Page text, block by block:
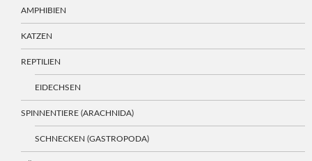
AMPHIBIEN
KATZEN
REPTILIEN
EIDECHSEN
SPINNENTIERE (ARACHNIDA)
SCHNECKEN (GASTROPODA)